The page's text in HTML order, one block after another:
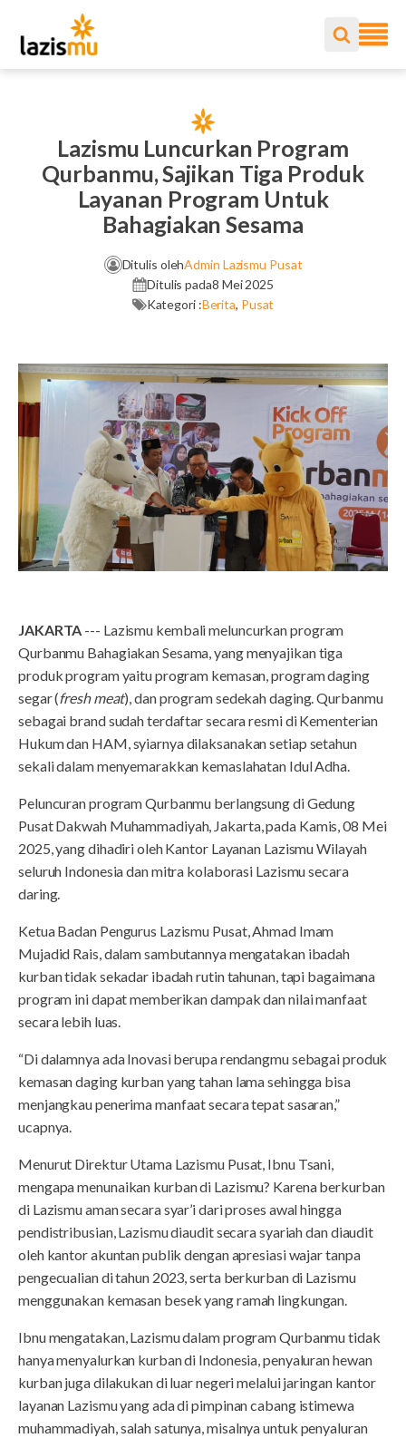
Lazismu Luncurkan Program
Qurbanmu, Sajikan Tiga Produk
Layanan Program Untuk
Bahagiakan Sesama
Ditulis olehAdmin Lazismu Pusat
Ditulis pada8 Mei 2025
Kategori :Berita, Pusat
JAKARTA --- Lazismu kembali meluncurkan program
Qurbanmu Bahagiakan Sesama, yang menyajikan tiga
produk program yaitu program kemasan, program daging
segar (fresh meat), dan program sedekah daging. Qurbanmu
sebagai brand sudah terdaftar secara resmi di Kementerian
Hukum dan HAM, syiarnya dilaksanakan setiap setahun
sekali dalam menyemarakkan kemaslahatan Idul Adha.
Peluncuran program Qurbanmu berlangsung di Gedung
Pusat Dakwah Muhammadiyah, Jakarta, pada Kamis, 08 Mei
2025, yang dihadiri oleh Kantor Layanan Lazismu Wilayah
seluruh Indonesia dan mitra kolaborasi Lazismu secara
daring.
Ketua Badan Pengurus Lazismu Pusat, Ahmad Imam
Mujadid Rais, dalam sambutannya mengatakan ibadah
kurban tidak sekadar ibadah rutin tahunan, tapi bagaimana
program ini dapat memberikan dampak dan nilai manfaat
secara lebih luas.
“Di dalamnya ada Inovasi berupa rendangmu sebagai produk
kemasan daging kurban yang tahan lama sehingga bisa
menjangkau penerima manfaat secara tepat sasaran,”
ucapnya.
Menurut Direktur Utama Lazismu Pusat, Ibnu Tsani,
mengapa menunaikan kurban di Lazismu? Karena berkurban
di Lazismu aman secara syar’i dari proses awal hingga
pendistribusian, Lazismu diaudit secara syariah dan diaudit
oleh kantor akuntan publik dengan apresiasi wajar tanpa
pengecualian di tahun 2023, serta berkurban di Lazismu
menggunakan kemasan besek yang ramah lingkungan.
Ibnu mengatakan, Lazismu dalam program Qurbanmu tidak
hanya menyalurkan kurban di Indonesia, penyaluran hewan
kurban juga dilakukan di luar negeri melalui jaringan kantor
layanan Lazismu yang ada di pimpinan cabang istimewa
muhammadiyah, salah satunya, misalnya untuk penyaluran